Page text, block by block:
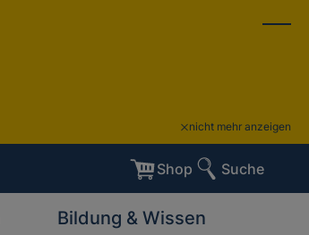
nicht mehr anzeigen
Shop Suche
Bildung & Wissen